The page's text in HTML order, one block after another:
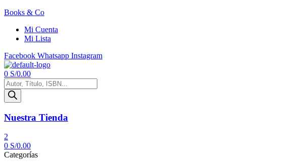
Books & Co
Mi Cuenta
Mi Lista
Facebook Whatsapp Instagram
Menú
0 S/0.00
Búsqueda
de
productos
Nuestra Tienda
2
0 S/0.00
Categorías